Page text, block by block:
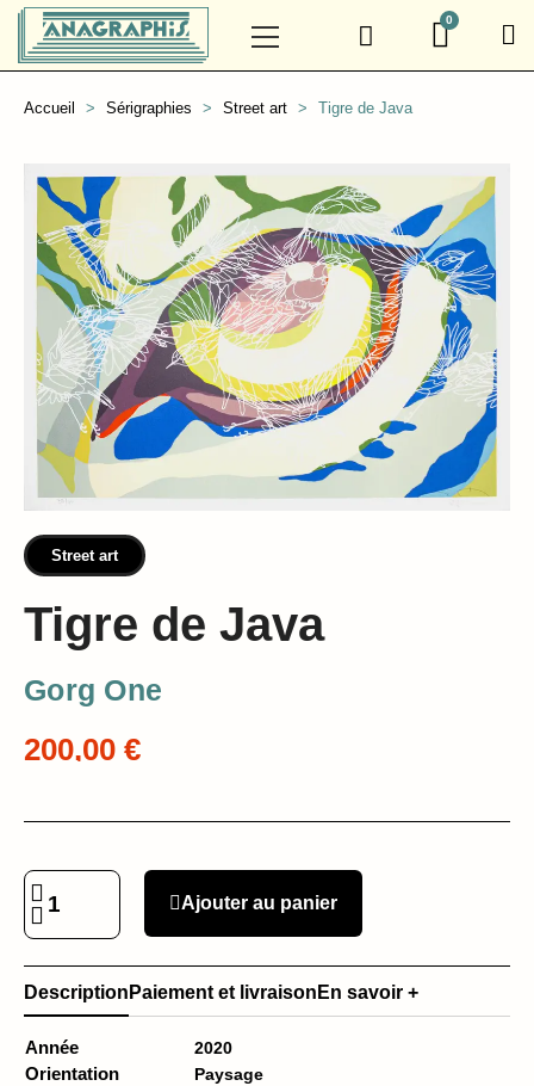
Accueil Sérigraphies Street art Tigre de Java
Street art
Tigre de Java
Gorg One
200,00 €
Ajouter au panier
Description Paiement et livraison En savoir +
Année 2020
Orientation Paysage